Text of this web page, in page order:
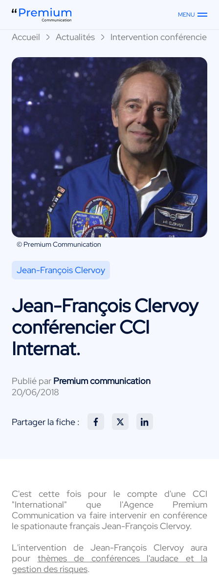
MENU
Accueil Actualités Intervention conférenciers
© Premium Communication
Jean-François Clervoy
Jean-François Clervoy
conférencier CCI
Internat.
Publié par Premium communication
20/06/2018
Partager la fiche :
C'est cette fois pour le compte d'une CCI
"International" que l'Agence Premium
Communication va faire intervenir en conférence
le spationaute français Jean-François Clervoy.
L'intervention de Jean-François Clervoy aura
pour thèmes de conférences l'audace et la
gestion des risques.